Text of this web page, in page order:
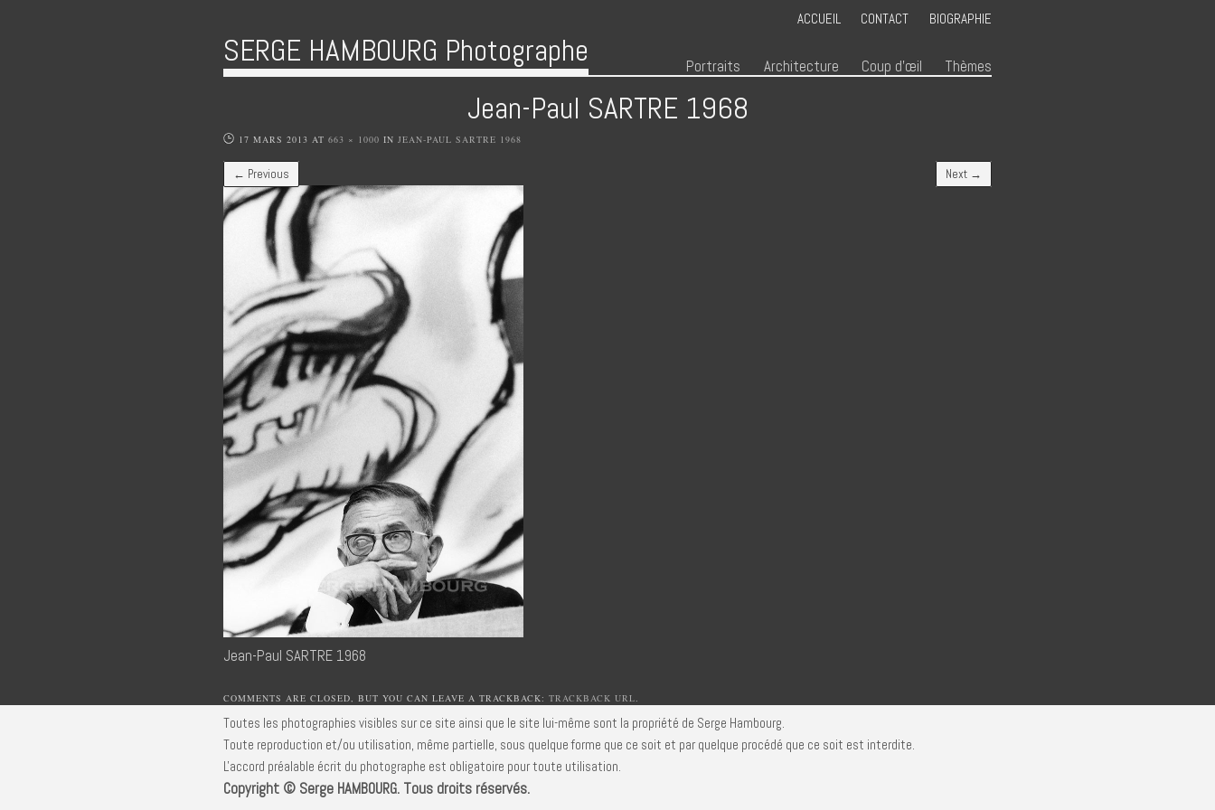
ACCUEIL CONTACT BIOGRAPHIE
SERGE HAMBOURG Photographe Menu
Skip to content
Portraits Architecture Coup d’œil Thèmes
Jean-Paul SARTRE 1968
17 MARS 2013 AT 663 × 1000 IN JEAN-PAUL SARTRE 1968
← Previous Next →
Jean-Paul SARTRE 1968
COMMENTS ARE CLOSED, BUT YOU CAN LEAVE A TRACKBACK: TRACKBACK URL.
Toutes les photographies visibles sur ce site ainsi que le site lui-même sont la propriété de Serge Hambourg.
Toute reproduction et/ou utilisation, même partielle, sous quelque forme que ce soit et par quelque procédé que ce soit est interdite.
L'accord préalable écrit du photographe est obligatoire pour toute utilisation.
Copyright © Serge HAMBOURG. Tous droits réservés.